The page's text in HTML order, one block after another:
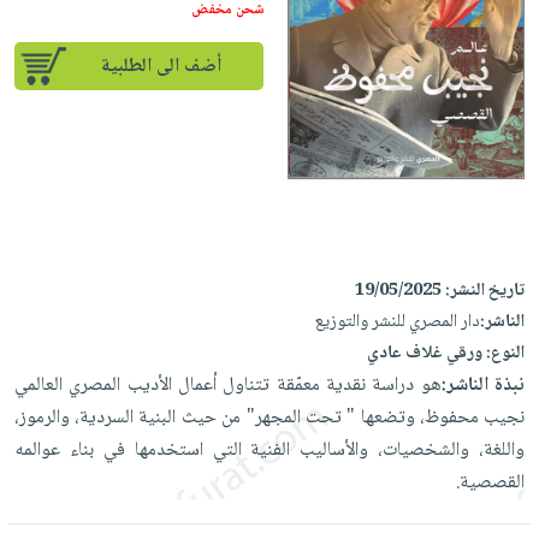
إختياراتنا
كتب
أكاديمية
صندوق
القراءة
iKitab
بلا
حدود
أسئلة
يتكرر
iKitab
على
Android
تحميل
iKitab
على
Apple
أسئلة
يتكرر
طرحها
تحميل
masmu3
على
masmu3
على
Apple
المواضيع
الأكثر
مبيعاً
إختياراتنا
وسائل
القراءة
جوائز
تعليمية
الصحة
والعناية
الشخصية
جديد
أجهزة
العناية
الشخصية
العناية
وتصفيف
الشعر
العناية
بالجسم
المطبخ
والسفرة
الكل
أواني
الطهي
متجر
الهدايا
أقسام
شحن مخفض
أضف الى الطلبية
تاريخ النشر:19/05/2025
الناشر:دار المصري للنشر والتوزيع
النوع:ورقي غلاف عادي
نبذة الناشر:هو دراسة نقدية معمّقة تتناول أعمال الأديب المصري العالمي
نجيب محفوظ، وتضعها " تحت المجهر" من حيث البنية السردية، والرموز،
واللغة، والشخصيات، والأساليب الفنية التي استخدمها في بناء عوالمه
القصصية.